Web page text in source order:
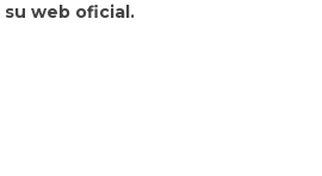
su web oficial.